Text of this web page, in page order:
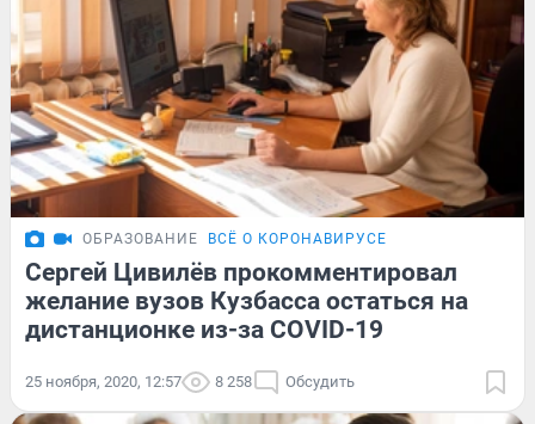
ОБРАЗОВАНИЕ ВСЁ О КОРОНАВИРУСЕ
Сергей Цивилёв прокомментировал
желание вузов Кузбасса остаться на
дистанционке из-за COVID-19
25 ноября, 2020, 12:57 8 258 Обсудить